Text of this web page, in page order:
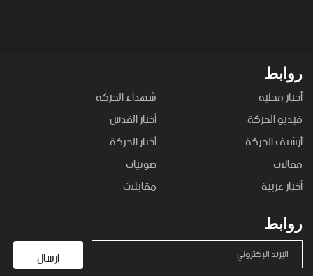
روابط
أخبار محلية
شهداء الحركة
فيديو الحركة
أخبار القدس
أرشيف الحركة
أخبار الحركة
مقالات
صوتيات
أخبار عربية
مقابلات
روابط
البريد الإكتروني ارسال